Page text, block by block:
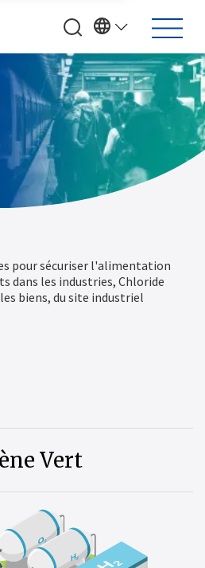
pour sécuriser l'alimentation
dans les industries, Chloride
biens, du site industriel
Vert